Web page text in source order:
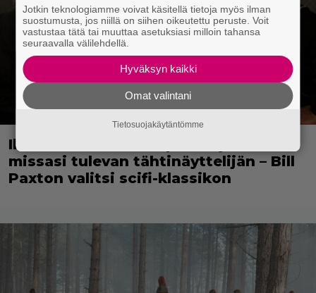
Illalla tv:ssä: Poliisiopiston jatko-osa
missasi tulevan tähtinäyttelijän – Bill
Paxton valitsi scifi-klassikon
Jotkin teknologiamme voivat käsitellä tietoja myös ilman
suostumusta, jos niillä on siihen oikeutettu peruste. Voit
vastustaa tätä tai muuttaa asetuksiasi milloin tahansa
seuraavalla välilehdellä.
Hyväksyn kaikki
Omat valintani
Tietosuojakäytäntömme